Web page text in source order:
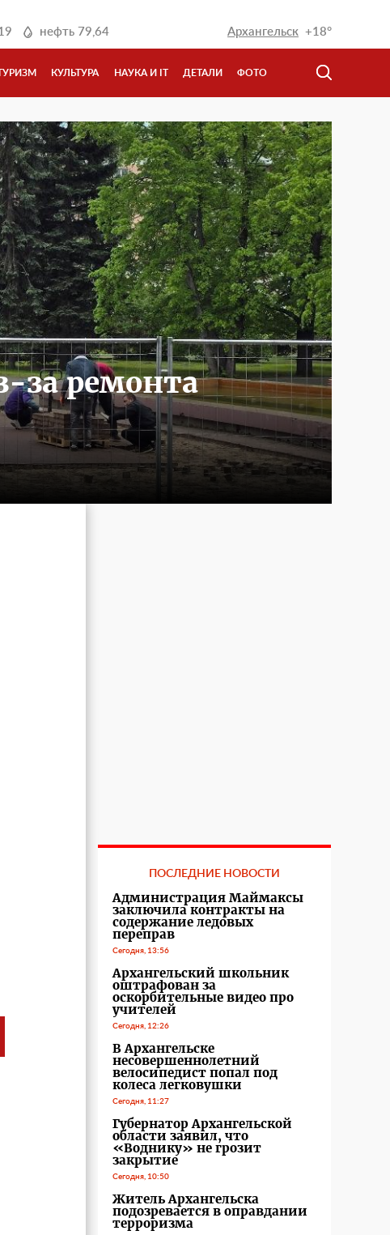
нефть 79,64 Архангельск +18°
КУЛЬТУРА НАУКА И IT ДЕТАЛИ ФОТО
за ремонта
ПОСЛЕДНИЕ НОВОСТИ
Администрация Маймаксы
заключила контракты на
содержание ледовых
переправ
Сегодня, 13:56
Архангельский школьник
оштрафован за
оскорбительные видео про
учителей
Сегодня, 12:26
В Архангельске
несовершеннолетний
велосипедист попал под
колеса легковушки
Сегодня, 11:27
Губернатор Архангельской
области заявил, что
«Воднику» не грозит
закрытие
Сегодня, 10:50
Житель Архангельска
подозревается в оправдании
терроризма